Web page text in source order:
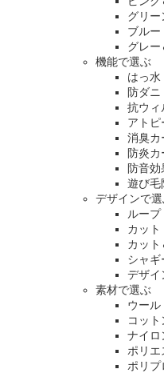
グリー
ブルー
グレー
機能で選ぶ
はっ水
防ダニ
抗ウィ
アトピ
消臭カ
防炎カ
防音効
遊び毛
デザインで選
ルー
カット
カット
シャギ
デザイ
素材で選ぶ
ウール
コッ
ナイロ
ポリエ
ポリプ